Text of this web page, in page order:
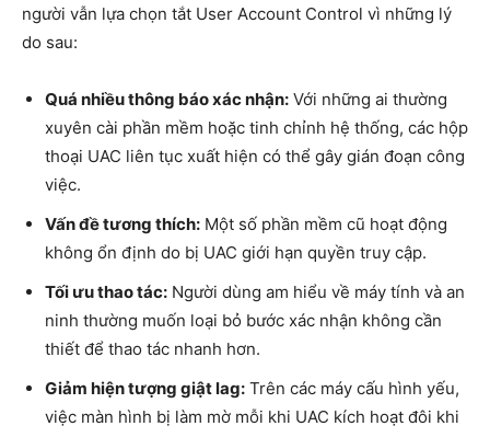
người vẫn lựa chọn tắt User Account Control vì những lý
do sau:
Quá nhiều thông báo xác nhận: Với những ai thường
xuyên cài phần mềm hoặc tinh chỉnh hệ thống, các hộp
thoại UAC liên tục xuất hiện có thể gây gián đoạn công
việc.
Vấn đề tương thích: Một số phần mềm cũ hoạt động
không ổn định do bị UAC giới hạn quyền truy cập.
Tối ưu thao tác: Người dùng am hiểu về máy tính và an
ninh thường muốn loại bỏ bước xác nhận không cần
thiết để thao tác nhanh hơn.
Giảm hiện tượng giật lag: Trên các máy cấu hình yếu,
việc màn hình bị làm mờ mỗi khi UAC kích hoạt đôi khi